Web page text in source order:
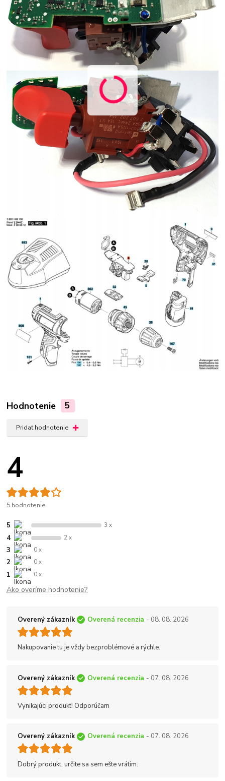
Hodnotenie 5
Pridať hodnotenie
4
5 hodnotenie
5 3 x
4 2 x
3 0 x
2 0 x
1 0 x
Ako overíme hodnotenie?
Overený zákazník Overená recenzia - 08. 08. 2026
Nakupovanie tu je vždy bezproblémové a rýchle.
Overený zákazník Overená recenzia - 07. 08. 2026
Vynikajúci produkt! Odporúčam
Overený zákazník Overená recenzia - 07. 08. 2026
Dobrý produkt, určite sa sem ešte vrátim.